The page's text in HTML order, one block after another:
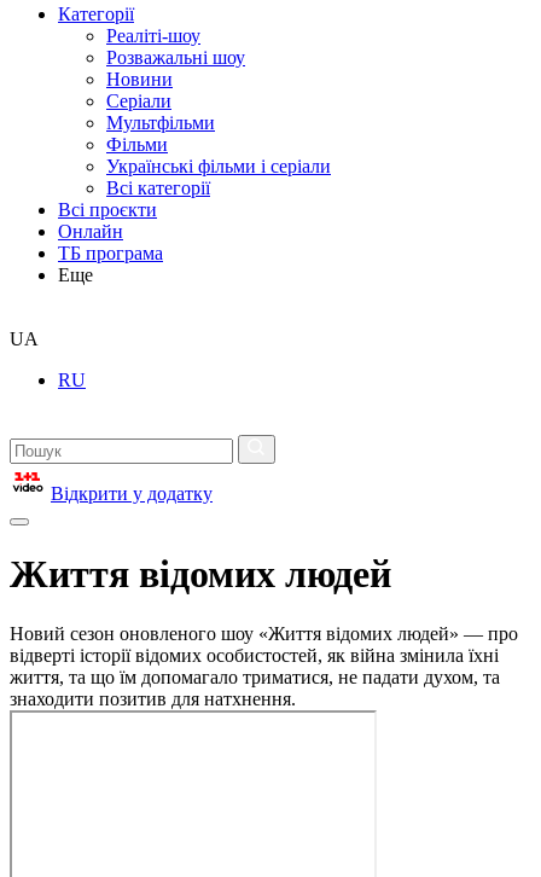
Категорії
Реаліті-шоу
Розважальні шоу
Новини
Серіали
Мультфільми
Фільми
Українські фільми і серіали
Всі категорії
Всі проєкти
Онлайн
ТБ програма
Еще
UA
RU
Відкрити у додатку
Життя відомих людей
Новий сезон оновленого шоу «Життя відомих людей» — про
відверті історії відомих особистостей, як війна змінила їхні
життя, та що їм допомагало триматися, не падати духом, та
знаходити позитив для натхнення.